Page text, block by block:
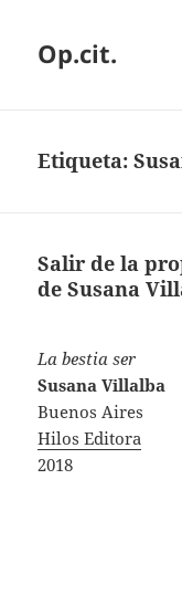
Op.cit.
Etiqueta:
Salir de la
de Susana
La bestia ser
Susana Villalba
Buenos Aires
Hilos Editora
2018